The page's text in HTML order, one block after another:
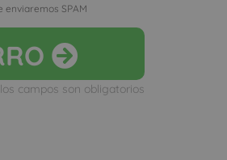
enviaremos SPAM
campos son obligatorios